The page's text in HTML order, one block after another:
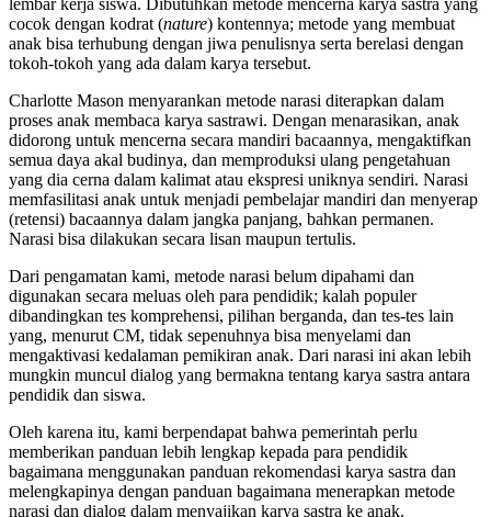
cocok dengan kodrat (nature) kontennya; metode yang membuat
anak bisa terhubung dengan jiwa penulisnya serta berelasi dengan
tokoh-tokoh yang ada dalam karya tersebut.
Charlotte Mason menyarankan metode narasi diterapkan dalam
proses anak membaca karya sastrawi. Dengan menarasikan, anak
didorong untuk mencerna secara mandiri bacaannya, mengaktifkan
semua daya akal budinya, dan memproduksi ulang pengetahuan
yang dia cerna dalam kalimat atau ekspresi uniknya sendiri. Narasi
memfasilitasi anak untuk menjadi pembelajar mandiri dan menyerap
(retensi) bacaannya dalam jangka panjang, bahkan permanen.
Narasi bisa dilakukan secara lisan maupun tertulis.
Dari pengamatan kami, metode narasi belum dipahami dan
digunakan secara meluas oleh para pendidik; kalah populer
dibandingkan tes komprehensi, pilihan berganda, dan tes-tes lain
yang, menurut CM, tidak sepenuhnya bisa menyelami dan
mengaktivasi kedalaman pemikiran anak. Dari narasi ini akan lebih
mungkin muncul dialog yang bermakna tentang karya sastra antara
pendidik dan siswa.
Oleh karena itu, kami berpendapat bahwa pemerintah perlu
memberikan panduan lebih lengkap kepada para pendidik
bagaimana menggunakan panduan rekomendasi karya sastra dan
melengkapinya dengan panduan bagaimana menerapkan metode
narasi dan dialog dalam menyajikan karya sastra ke anak.